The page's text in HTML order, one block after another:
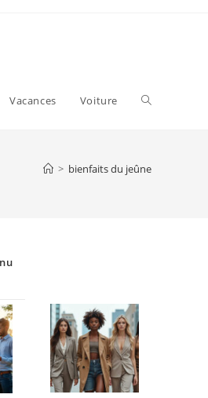
Vacances Voiture Toggle
> bienfaits du jeûne